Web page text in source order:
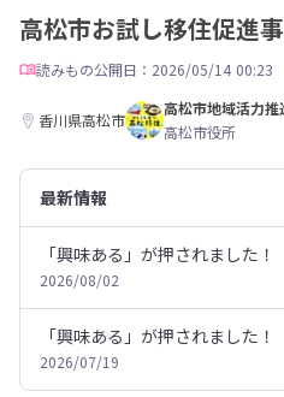
高松市お試し移住促進
読みもの公開日：2026/05/14 00:23
香川県高松市
高松市地域活力推
高松市役所
最新情報
「興味ある」が押されました！
2026/08/02
「興味ある」が押されました！
2026/07/19